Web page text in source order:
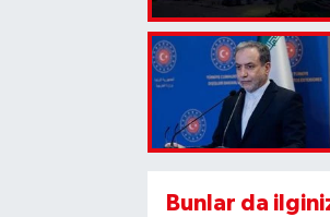
Bunlar da